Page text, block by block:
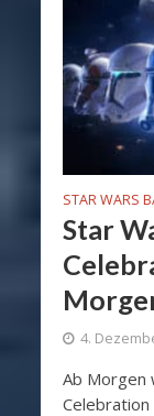
STAR WARS
Star
4.
Ab Morgen
Celebration